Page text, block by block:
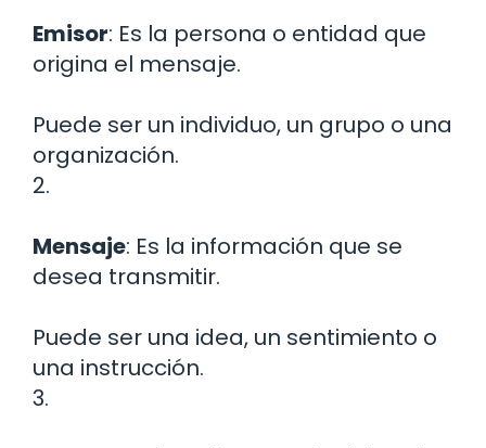
Emisor: Es la persona o entidad que
origina el mensaje.
Puede ser un individuo, un grupo o una
organización.
2.
Mensaje: Es la información que se
desea transmitir.
Puede ser una idea, un sentimiento o
una instrucción.
3.